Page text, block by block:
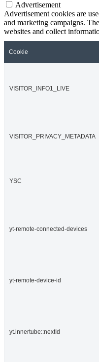
Advertisement
Advertisement cookies are
and marketing campaigns.
websites and collect
Cookie
VISITOR_INFO1_LIVE
VISITOR_PRIVACY_METADATA
YSC
yt-remote-connected-devices
yt-remote-device-id
yt.innertube::nextId